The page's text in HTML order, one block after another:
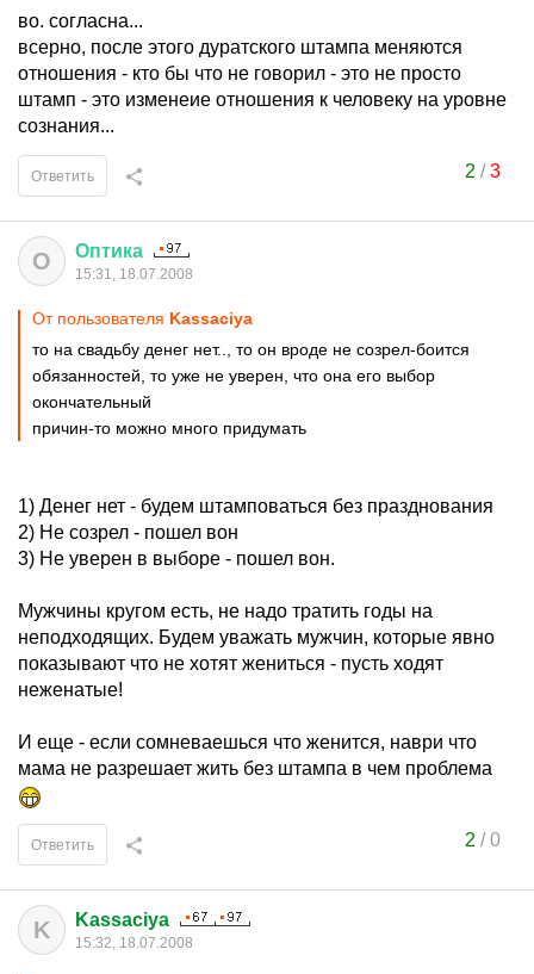
во. согласна...
всерно, после этого дуратского штампа меняются
отношения - кто бы что не говорил - это не просто
штамп - это изменеие отношения к человеку на уровне
сознания...
2 /3
Ответить
О Оптика
15:31, 18.07.2008
От пользователя Kassaciya
то на свадьбу денег нет.., то он вроде не созрел-боится
обязанностей, то уже не уверен, что она его выбор
окончательный
причин-то можно много придумать
1) Денег нет - будем штамповаться без празднования
2) Не созрел - пошел вон
3) Не уверен в выборе - пошел вон.
Мужчины кругом есть, не надо тратить годы на
неподходящих. Будем уважать мужчин, которые явно
показывают что не хотят жениться - пусть ходят
неженатые!
И еще - если сомневаешься что женится, наври что
мама не разрешает жить без штампа в чем проблема
2 /0
Ответить
K Kassaciya
15:32, 18.07.2008